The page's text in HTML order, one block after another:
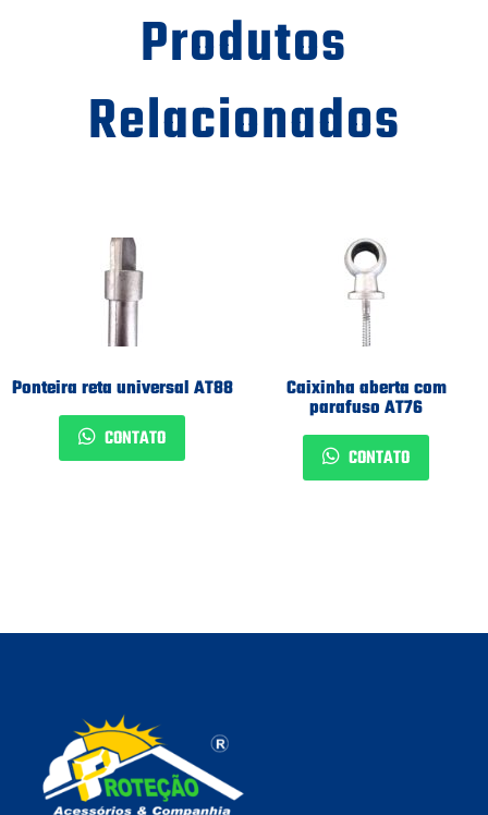
Produtos
Relacionados
Ponteira reta universal AT88
CONTATO
Caixinha aberta com
parafuso AT76
CONTATO